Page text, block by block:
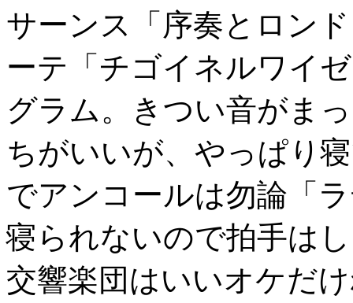
サーンス「序奏とロン
ーテ「チゴイネルワイ
グラム。きつい音がま
ちがいいが、やっぱり
でアンコールは勿論「
寝られないので拍手は
交響楽団はいいオケだ